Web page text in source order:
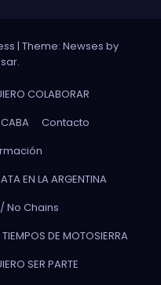
| Theme: Newses by
.
COLABORAR
Contacto
EN LA ARGENTINA
No Chains
DE MOTOSIERRA
SER PARTE